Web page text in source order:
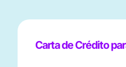
Carta de Crédito